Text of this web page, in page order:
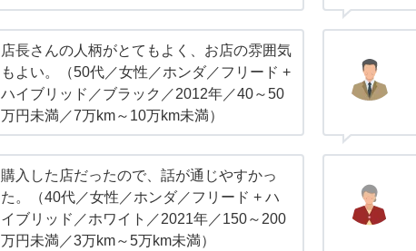
店長さんの人柄がとてもよく、お店の雰囲気
もよい。（50代／女性／ホンダ／フリード +
ハイブリッド／ブラック／2012年／40～50
万円未満／7万km～10万km未満）
購入した店だったので、話が通じやすかっ
た。（40代／女性／ホンダ／フリード + ハ
イブリッド／ホワイト／2021年／150～200
万円未満／3万km～5万km未満）